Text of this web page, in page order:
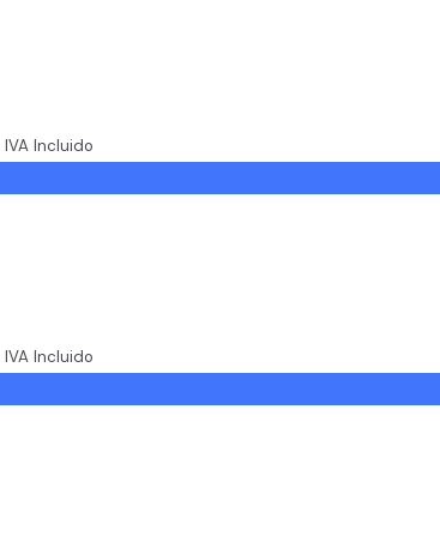
IVA Incluido
IVA Incluido